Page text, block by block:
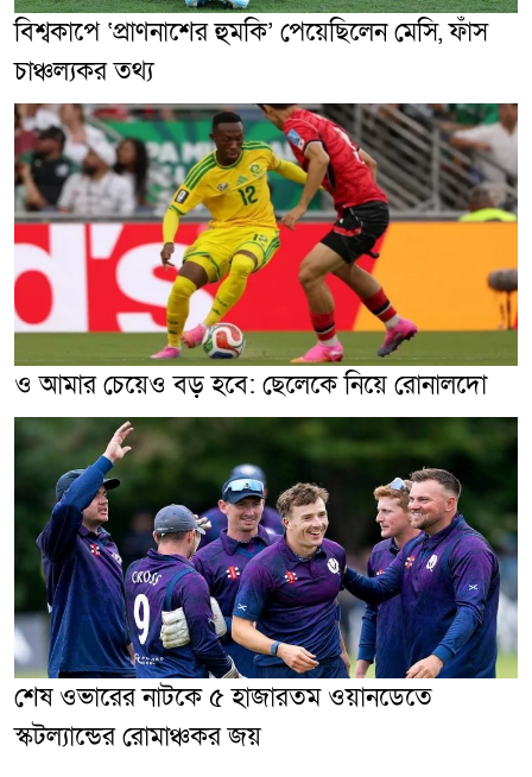
বিশ্বকাপে ‘প্রাণনাশের হুমকি’ পেয়েছিলেন মেসি, ফাঁস
চাঞ্চল্যকর তথ্য
ও আমার চেয়েও বড় হবে: ছেলেকে নিয়ে রোনালদো
শেষ ওভারের নাটকে ৫ হাজারতম ওয়ানডেতে
স্কটল্যান্ডের রোমাঞ্চকর জয়